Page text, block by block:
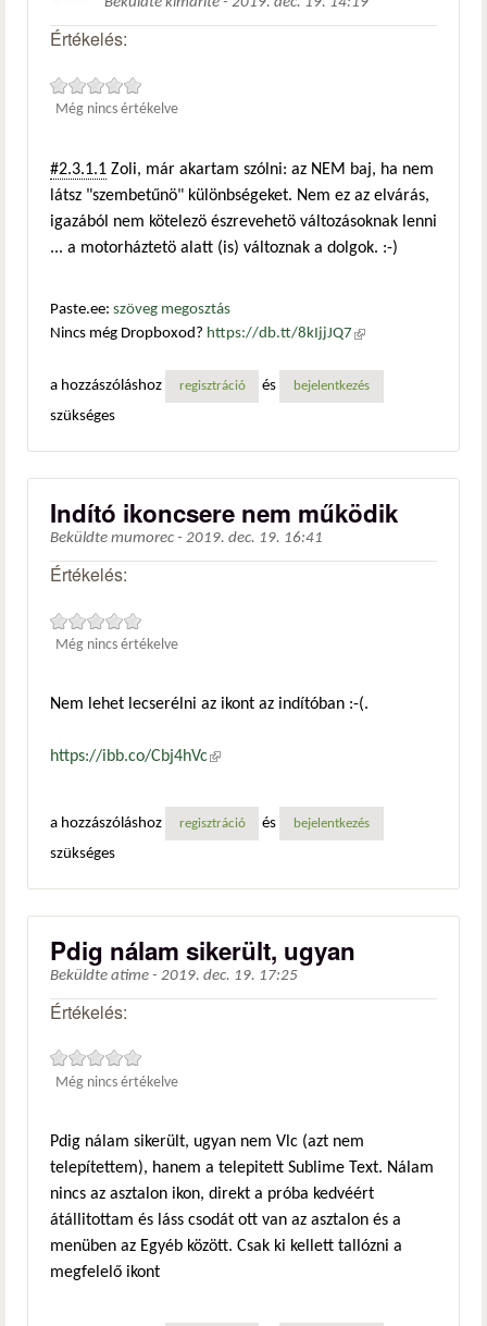
Értékelés:
Még nincs értékelve
#2.3.1.1 Zoli, már akartam szólni: az NEM baj, ha nem
látsz "szembetűnö" különbségeket. Nem ez az elvárás,
igazából nem kötelezö észrevehetö változásoknak lenni
... a motorháztetö alatt (is) változnak a dolgok. :-)
Paste.ee: szöveg megosztás
Nincs még Dropboxod? https://db.tt/8kIjjJQ7 (külső
a hozzászóláshoz
regisztráció és bejelentkezés
szükséges
Indító ikoncsere nem működik
Beküldte mumorec - 2019. dec. 19. 16:41
Értékelés:
Még nincs értékelve
Nem lehet lecserélni az ikont az indítóban :-(.
https://ibb.co/Cbj4hVc(külső hivatkozás)
a hozzászóláshoz regisztráció és bejelentkezés
szükséges
Pdig nálam sikerült, ugyan
Beküldte atime - 2019. dec. 19. 17:25
Értékelés:
Még nincs értékelve
Pdig nálam sikerült, ugyan nem Vlc (azt nem
telepítettem), hanem a telepitett Sublime Text. Nálam
nincs az asztalon ikon, direkt a próba kedvéért
átállitottam és láss csodát ott van az asztalon és a
menüben az Egyéb között. Csak ki kellett tallózni a
megfelelő ikont